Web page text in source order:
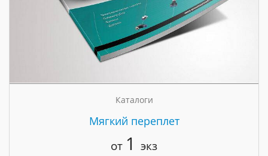
Каталоги
Мягкий переплет
от 1 экз